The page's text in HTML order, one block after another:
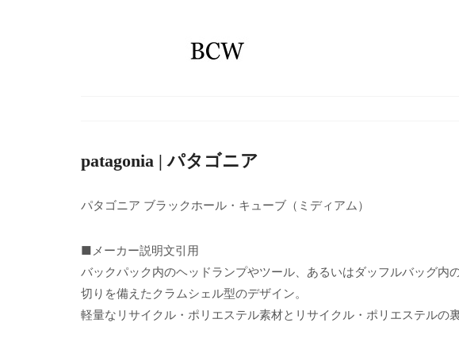
patagonia | パタゴニア
パタゴニア ブラックホール・キューブ（ミディアム）
■メーカー説明文引用
バックパック内のヘッドランプやツール、あるいはダッフルバッグ
切りを備えたクラムシェル型のデザイン。
軽量なリサイクル・ポリエステル素材とリサイクル・ポリエステルの